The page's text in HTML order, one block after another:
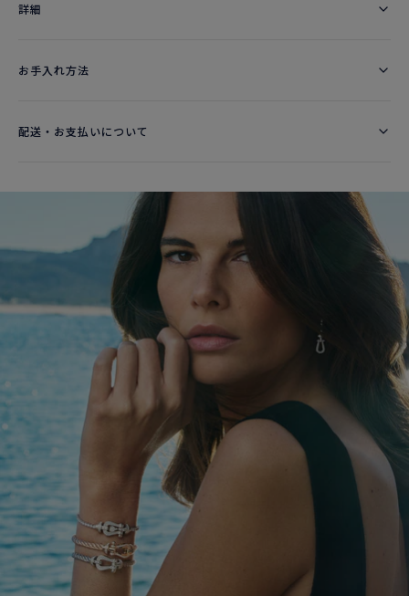
詳細​
お手入れ方法
配送・お支払いについて